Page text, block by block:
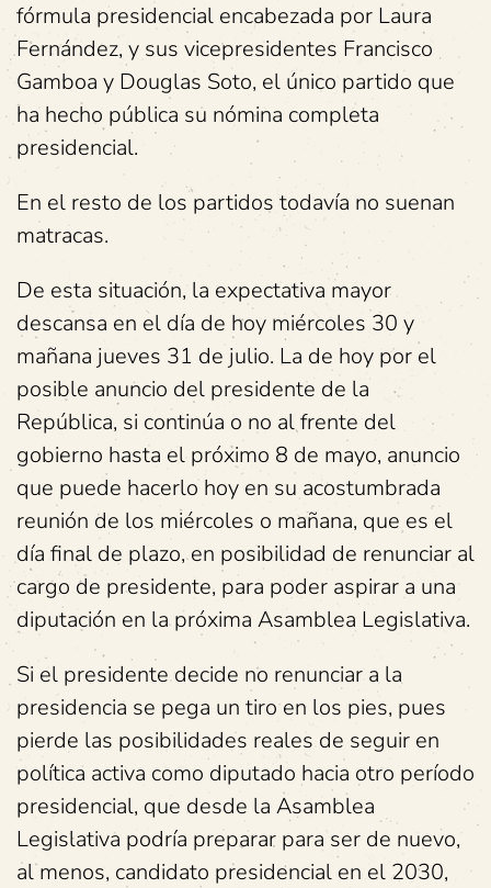
fórmula presidencial encabezada por Laura
Fernández, y sus vicepresidentes Francisco
Gamboa y Douglas Soto, el único partido que
ha hecho pública su nómina completa
presidencial.
En el resto de los partidos todavía no suenan
matracas.
De esta situación, la expectativa mayor
descansa en el día de hoy miércoles 30 y
mañana jueves 31 de julio. La de hoy por el
posible anuncio del presidente de la
República, si continúa o no al frente del
gobierno hasta el próximo 8 de mayo, anuncio
que puede hacerlo hoy en su acostumbrada
reunión de los miércoles o mañana, que es el
día final de plazo, en posibilidad de renunciar al
cargo de presidente, para poder aspirar a una
diputación en la próxima Asamblea Legislativa.
Si el presidente decide no renunciar a la
presidencia se pega un tiro en los pies, pues
pierde las posibilidades reales de seguir en
política activa como diputado hacia otro período
presidencial, que desde la Asamblea
Legislativa podría preparar para ser de nuevo,
al menos, candidato presidencial en el 2030,